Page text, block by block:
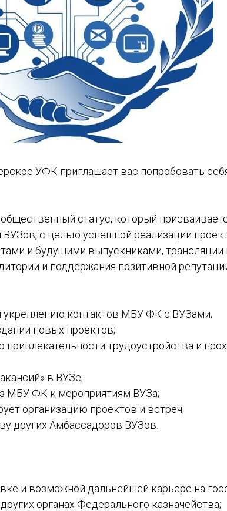
УФК приглашает вас попробовать
статус, который
с целью успешной реализации
и будущими выпускниками, трансляции
и поддержания позитивной
укреплению контактов МБУ ФК с ВУЗами;
новых проектов;
трудоустройства и
в ВУЗе;
МБУ ФК к мероприятиям ВУЗа;
организацию проектов и встреч;
других Амбассадоров ВУЗов.
и возможной дальнейшей карьере на
органах Федерального казначейства;